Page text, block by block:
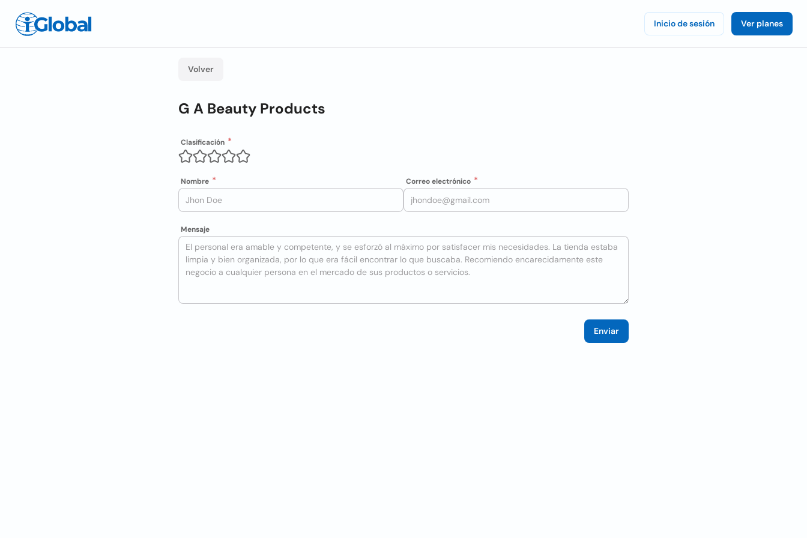
Inicio de sesión Ver planes
Volver
G A Beauty Products
Clasificación
Nombre Correo electrónico
Mensaje
Enviar